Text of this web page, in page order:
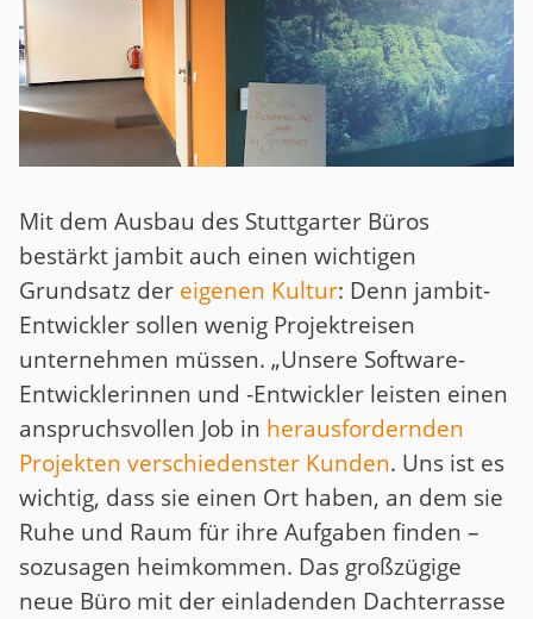
Mit dem Ausbau des Stuttgarter Büros
bestärkt jambit auch einen wichtigen
Grundsatz der eigenen Kultur: Denn jambit-
Entwickler sollen wenig Projektreisen
unternehmen müssen. „Unsere Software-
Entwicklerinnen und -Entwickler leisten einen
anspruchsvollen Job in herausfordernden
Projekten verschiedenster Kunden. Uns ist es
wichtig, dass sie einen Ort haben, an dem sie
Ruhe und Raum für ihre Aufgaben finden –
sozusagen heimkommen. Das großzügige
neue Büro mit der einladenden Dachterrasse